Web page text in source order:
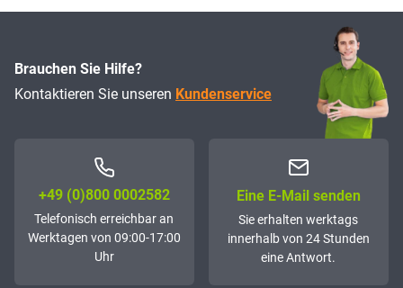
Brauchen Sie Hilfe?
Kontaktieren Sie unseren Kundenservice
+49 (0)800 0002582
Telefonisch erreichbar an
Werktagen von 09:00-17:00
Uhr
Eine E-Mail senden
Sie erhalten werktags
innerhalb von 24 Stunden
eine Antwort.